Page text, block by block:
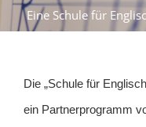
Eine Schule für
Die „Schule für
ein Partnerprogramm